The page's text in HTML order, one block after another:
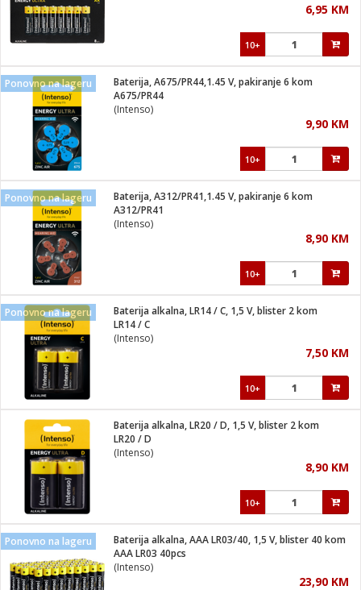
6,95 KM
10+
Ponovno na lageru
Baterija, A675/PR44,1.45 V, pakiranje 6 kom
A675/PR44
(Intenso)
9,90 KM
10+
Ponovno na lageru
Baterija, A312/PR41,1.45 V, pakiranje 6 kom
A312/PR41
(Intenso)
8,90 KM
10+
Ponovno na lageru
Baterija alkalna, LR14 / C, 1,5 V, blister 2 kom
LR14 / C
(Intenso)
7,50 KM
10+
Baterija alkalna, LR20 / D, 1,5 V, blister 2 kom
LR20 / D
(Intenso)
8,90 KM
10+
Ponovno na lageru
Baterija alkalna, AAA LR03/40, 1,5 V, blister 40 kom
AAA LR03 40pcs
(Intenso)
23,90 KM